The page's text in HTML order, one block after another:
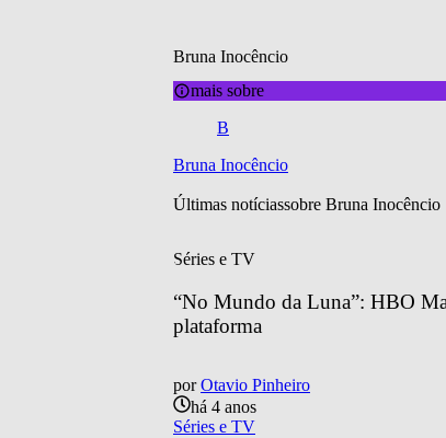
Bruna Inocêncio
mais sobre
B
Bruna Inocêncio
Últimas notíciassobre Bruna Inocêncio
Séries e TV
“No Mundo da Luna”: HBO
plataforma
por Otavio Pinheiro
há 4 anos
Séries e TV